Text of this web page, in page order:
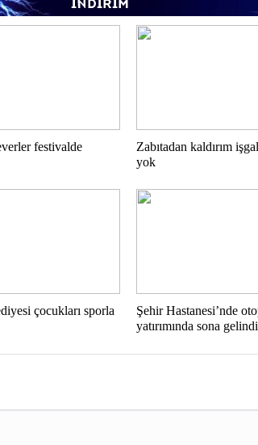
festivalde
Zabıtadan kaldırım
yok
çocukları sporla
Şehir Hastanesi’nde
yatırımında sona gelindi